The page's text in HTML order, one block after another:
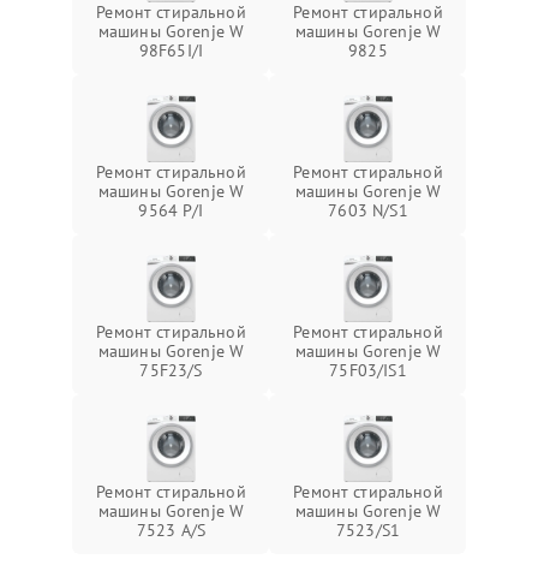
Ремонт стиральной
машины Gorenje W
98F65I/I
Ремонт стиральной
машины Gorenje W
9825
Ремонт стиральной
машины Gorenje W
9564 P/I
Ремонт стиральной
машины Gorenje W
7603 N/S1
Ремонт стиральной
машины Gorenje W
75F23/S
Ремонт стиральной
машины Gorenje W
75F03/IS1
Ремонт стиральной
машины Gorenje W
7523 A/S
Ремонт стиральной
машины Gorenje W
7523/S1